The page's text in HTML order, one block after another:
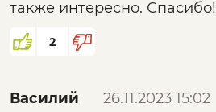
также интересно. Спасибо!
2
Василий
26.11.2023 15:02